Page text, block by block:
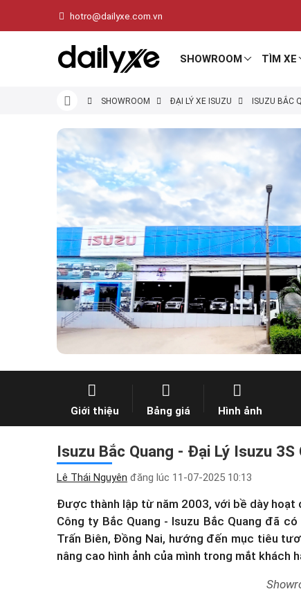
hotro@dailyxe.com.vn
SHOWROOM TÌM XE
SHOWROOM ĐẠI LÝ XE ISUZU ISUZU BẮC
Giới thiệu Bảng giá Hình ảnh
Isuzu Bắc Quang - Đại Lý Isuzu
Lê Thái Nguyên đăng lúc 11-07-2025 10:13
Được thành lập từ năm 2003, với bề dày
Công ty Bắc Quang - Isuzu Bắc Quang đã
Trấn Biên, Đồng Nai, hướng đến mục tiêu
nâng cao hình ảnh của mình trong mắt khách